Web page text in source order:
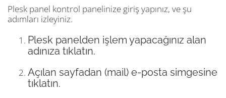
Plesk panel kontrol panelinize giriş yapınız, ve şu
adımları izleyiniz.
Plesk panelden işlem yapacağınız alan
adınıza tıklatın.
Açılan sayfadan (mail) e-posta simgesine
tıklatın.